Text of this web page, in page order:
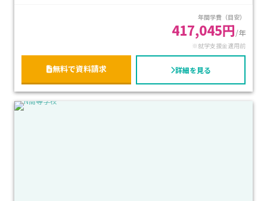
いですが強いてあげるならビルのなかに校舎があるので少
年間学費（目安）
417,045円/年
※就学支援金適用前
無料で資料請求 詳細を見る